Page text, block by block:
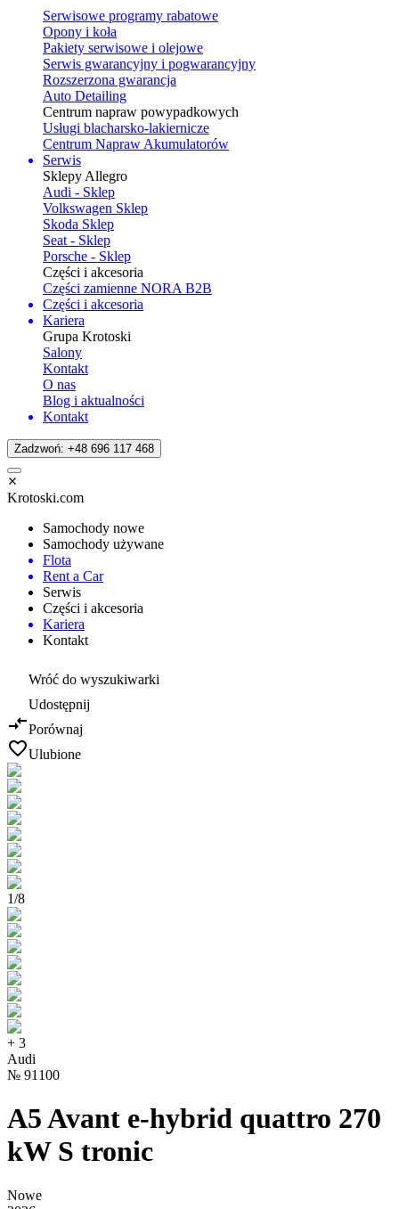
Serwisowe programy rabatowe
Opony i koła
Pakiety serwisowe i olejowe
Serwis gwarancyjny i pogwarancyjny
Rozszerzona gwarancja
Auto Detailing
Centrum napraw powypadkowych
Usługi blacharsko-lakiernicze
Centrum Napraw Akumulatorów
Serwis
Sklepy Allegro
Audi - Sklep
Volkswagen Sklep
Skoda Sklep
Seat - Sklep
Porsche - Sklep
Części i akcesoria
Części zamienne NORA B2B
Części i akcesoria
Kariera
Grupa Krotoski
Salony
Kontakt
O nas
Blog i aktualności
Kontakt
Zadzwoń: +48 696 117 468
Krotoski.com
Samochody nowe
Samochody używane
Flota
Rent a Car
Serwis
Części i akcesoria
Kariera
Kontakt
Wróć do wyszukiwarki
Udostępnij
Porównaj
Ulubione
1/8
+ 3
Audi
№ 91100
A5 Avant e-hybrid quattro 270
kW S tronic
Nowe